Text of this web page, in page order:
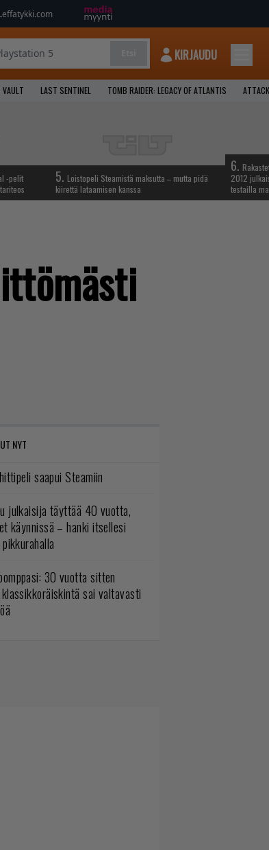
KIRJAUDU
VAULT LAST SENTINEL TOMB RAIDER: LEGACY OF ATLANTIS
-pelit
5. Loistopeli Steamistä maksutta – mutta pidä
kiirettä lataamisen kanssa
6.
2012
testailla
NYT
saapui Steamiin
julkaisija täyttää 40 vuotta,
käynnissä – hanki itsellesi
30 vuotta sitten
sai valtavasti